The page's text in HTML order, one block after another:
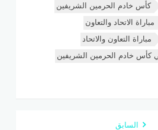
كأس خادم الحرمين الشريفين
مباراة الاتحاد والتعاون
مباراة التعاون والاتحاد
كأس خادم الحرمين الشريفين
السابق